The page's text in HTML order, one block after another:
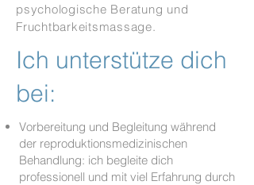
psychologische Beratung und
Fruchtbarkeitsmassage.
Ich unterstütze dich
bei:
Vorbereitung und Begleitung während
der reproduktionsmedizinischen
Behandlung: ich begleite dich
professionell und mit viel Erfahrung durch